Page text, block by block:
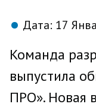
Дата: 17
Команда
выпустила
ПРО». Новая